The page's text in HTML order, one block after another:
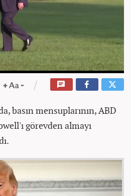
basın mensuplarının, ABD
görevden almayı